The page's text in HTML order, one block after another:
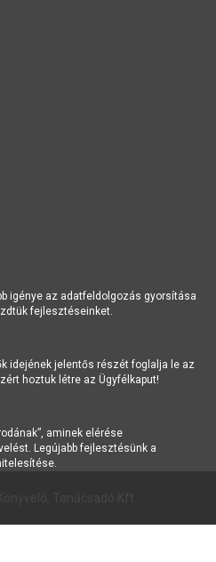
igénye az adatfeldolgozás gyorsítása
fejlesztéseinket.
idejének jelentős részét foglalja le az
hoztuk létre az Ügyfélkaput!
aminek elérése
Legújabb fejlesztésünk a